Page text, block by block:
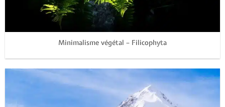
Minimalisme végétal – Filicophyta